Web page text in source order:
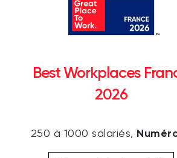
Best Workplaces
2026
250 à 1000 salariés,